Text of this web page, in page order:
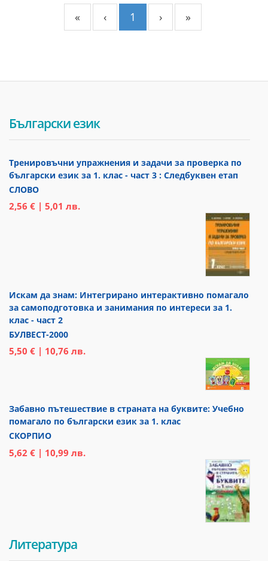
« ‹ 1 › »
Български език
Тренировъчни упражнения и задачи за проверка по
български език за 1. клас - част 3 : Следбуквен етап
СЛОВО
2,56 € | 5,01 лв.
Искам да знам: Интегрирано интерактивно помагало
за самоподготовка и занимания по интереси за 1.
клас - част 2
БУЛВЕСТ-2000
5,50 € | 10,76 лв.
Забавно пътешествие в страната на буквите: Учебно
помагало по български език за 1. клас
СКОРПИО
5,62 € | 10,99 лв.
Литература